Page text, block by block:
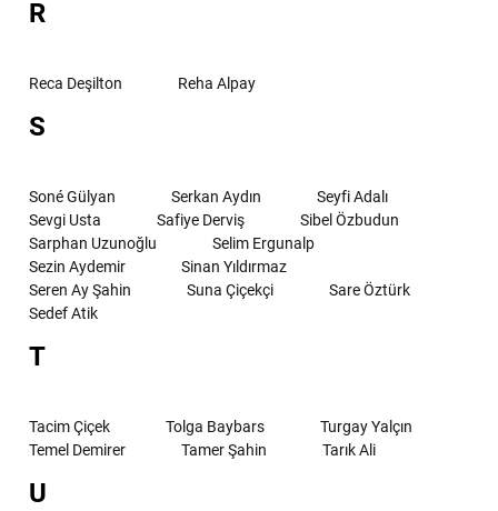
R
Reca Deşilton Reha Alpay
S
Soné Gülyan Serkan Aydın
Seyfi Adalı
Sevgi Usta
Safiye Derviş
Sibel Özbudun
Sarphan Uzunoğlu
Selim Ergunalp
Sezin Aydemir
Sinan Yıldırmaz
Seren Ay Şahin
Suna Çiçekçi
Sare Öztürk
Sedef Atik
T
Tacim Çiçek Tolga Baybars
Turgay Yalçın
Temel Demirer
Tamer Şahin Tarık Ali
U